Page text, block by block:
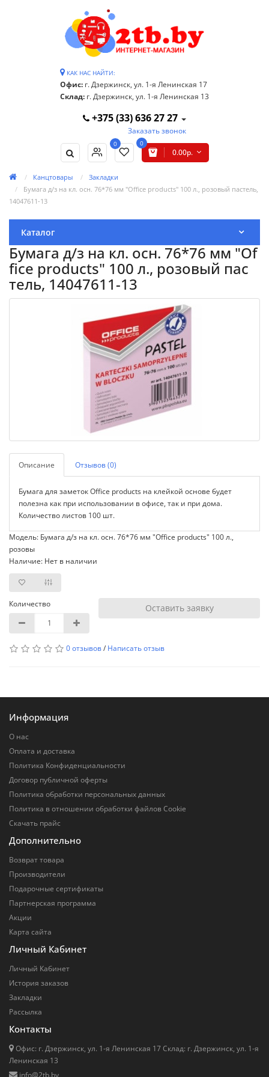
КАК НАС НАЙТИ:
Офис: г. Дзержинск, ул. 1-я Ленинская 17
Склад: г. Дзержинск, ул. 1-я Ленинская 13
+375 (33) 636 27 27
Заказать звонок
0 0
0.00р.
Канцтовары
Закладки
Бумага д/з на кл. осн. 76*76 мм "Office products" 100 л., розовый пастель,
14047611-13
Каталог
Бумага д/з на кл. осн. 76*76 мм "Of
fice products" 100 л., розовый пас
тель, 14047611-13
Описание Отзывов (0)
Бумага для заметок Office products на клейкой основе будет
полезна как при использовании в офисе, так и при дома.
Количество листов 100 шт.
Модель: Бумага д/з на кл. осн. 76*76 мм "Office products" 100 л.,
розовы
Наличие: Нет в наличии
Количество Оставить заявку
0 отзывов/ Написать отзыв
Информация
О нас
Оплата и доставка
Политика Конфиденциальности
Договор публичной оферты
Политика обработки персональных данных
Политика в отношении обработки файлов Cookie
Скачать прайс
Дополнительно
Возврат товара
Производители
Подарочные сертификаты
Партнерская программа
Акции
Карта сайта
Личный Кабинет
Личный Кабинет
История заказов
Закладки
Рассылка
Контакты
Офис: г. Дзержинск, ул. 1-я Ленинская 17 Cклад: г. Дзержинск, ул. 1-я
Ленинская 13
info@2tb.by